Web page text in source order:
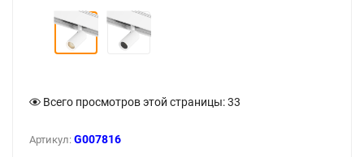
Всего просмотров этой страницы:33
Артикул: G007816